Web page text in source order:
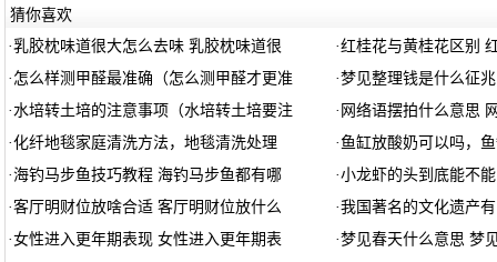
猜你喜欢
·乳胶枕味道很大怎么去味 乳胶枕味道很 ·红桂花与黄桂花区别
· 怎么样测甲醛最准确（怎么测甲醛才更准 ·梦见整理钱是什么征
·水培转土培的注意事项（水培转土培要注 · 网络语摆拍什么意思
·化纤地毯家庭清洗方法，地毯清洗处理 · 鱼缸放酸奶可以吗，
·海钓马步鱼技巧教程 海钓马步鱼都有哪 ·小龙虾的头到底能不
·客厅明财位放啥合适 客厅明财位放什么 ·我国著名的文化遗产
·女性进入更年期表现 女性进入更年期表 ·梦见春天什么意思 梦